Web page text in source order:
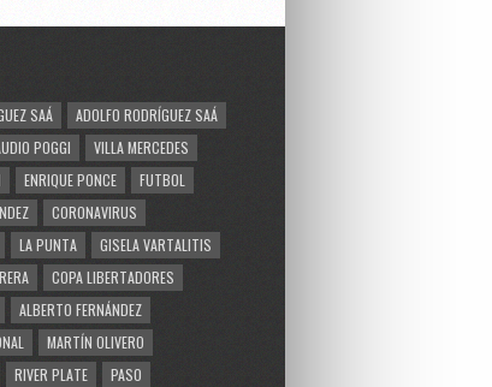
SAÁ
ADOLFO RODRÍGUEZ SAÁ
POGGI
VILLA MERCEDES
ENRIQUE PONCE
FUTBOL
CORONAVIRUS
LA PUNTA
GISELA VARTALITIS
COPA LIBERTADORES
ALBERTO FERNÁNDEZ
MARTÍN OLIVERO
RIVER PLATE
PASO